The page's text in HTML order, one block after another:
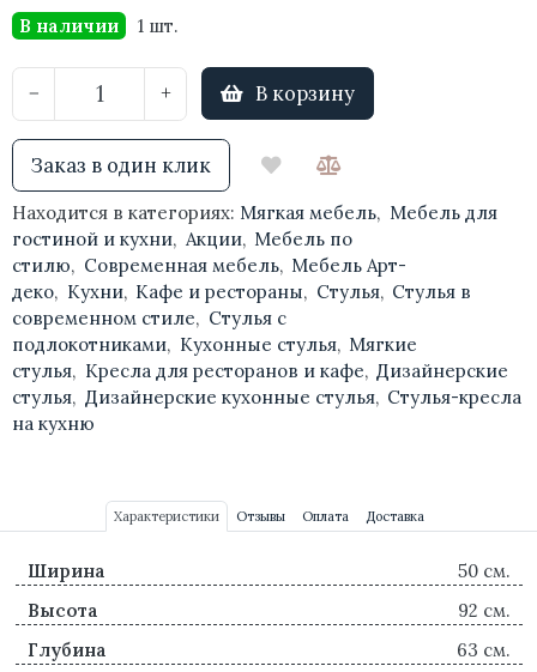
В наличии 1 шт.
− + В корзину
Заказ в один клик
Находится в категориях: Мягкая мебель, Мебель для
гостиной и кухни, Акции, Мебель по
стилю, Современная мебель, Мебель Арт-
деко, Кухни, Кафе и рестораны, Стулья, Стулья в
современном стиле, Стулья с
подлокотниками, Кухонные стулья, Мягкие
стулья, Кресла для ресторанов и кафе, Дизайнерские
стулья, Дизайнерские кухонные стулья, Стулья-кресла
на кухню
Характеристики Отзывы Оплата Доставка
Ширина
50 см.
Высота
92 см.
Глубина
63 см.